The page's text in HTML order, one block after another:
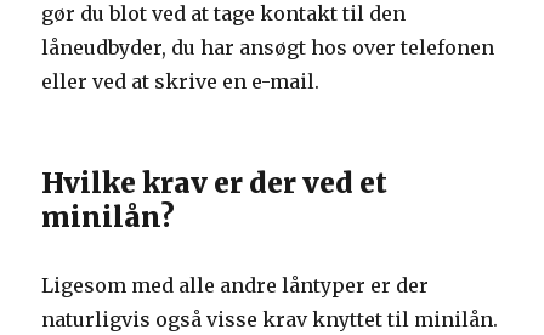
gør du blot ved at tage kontakt til den
låneudbyder, du har ansøgt hos over telefonen
eller ved at skrive en e-mail.
Hvilke krav er der ved et
minilån?
Ligesom med alle andre låntyper er der
naturligvis også visse krav knyttet til minilån.